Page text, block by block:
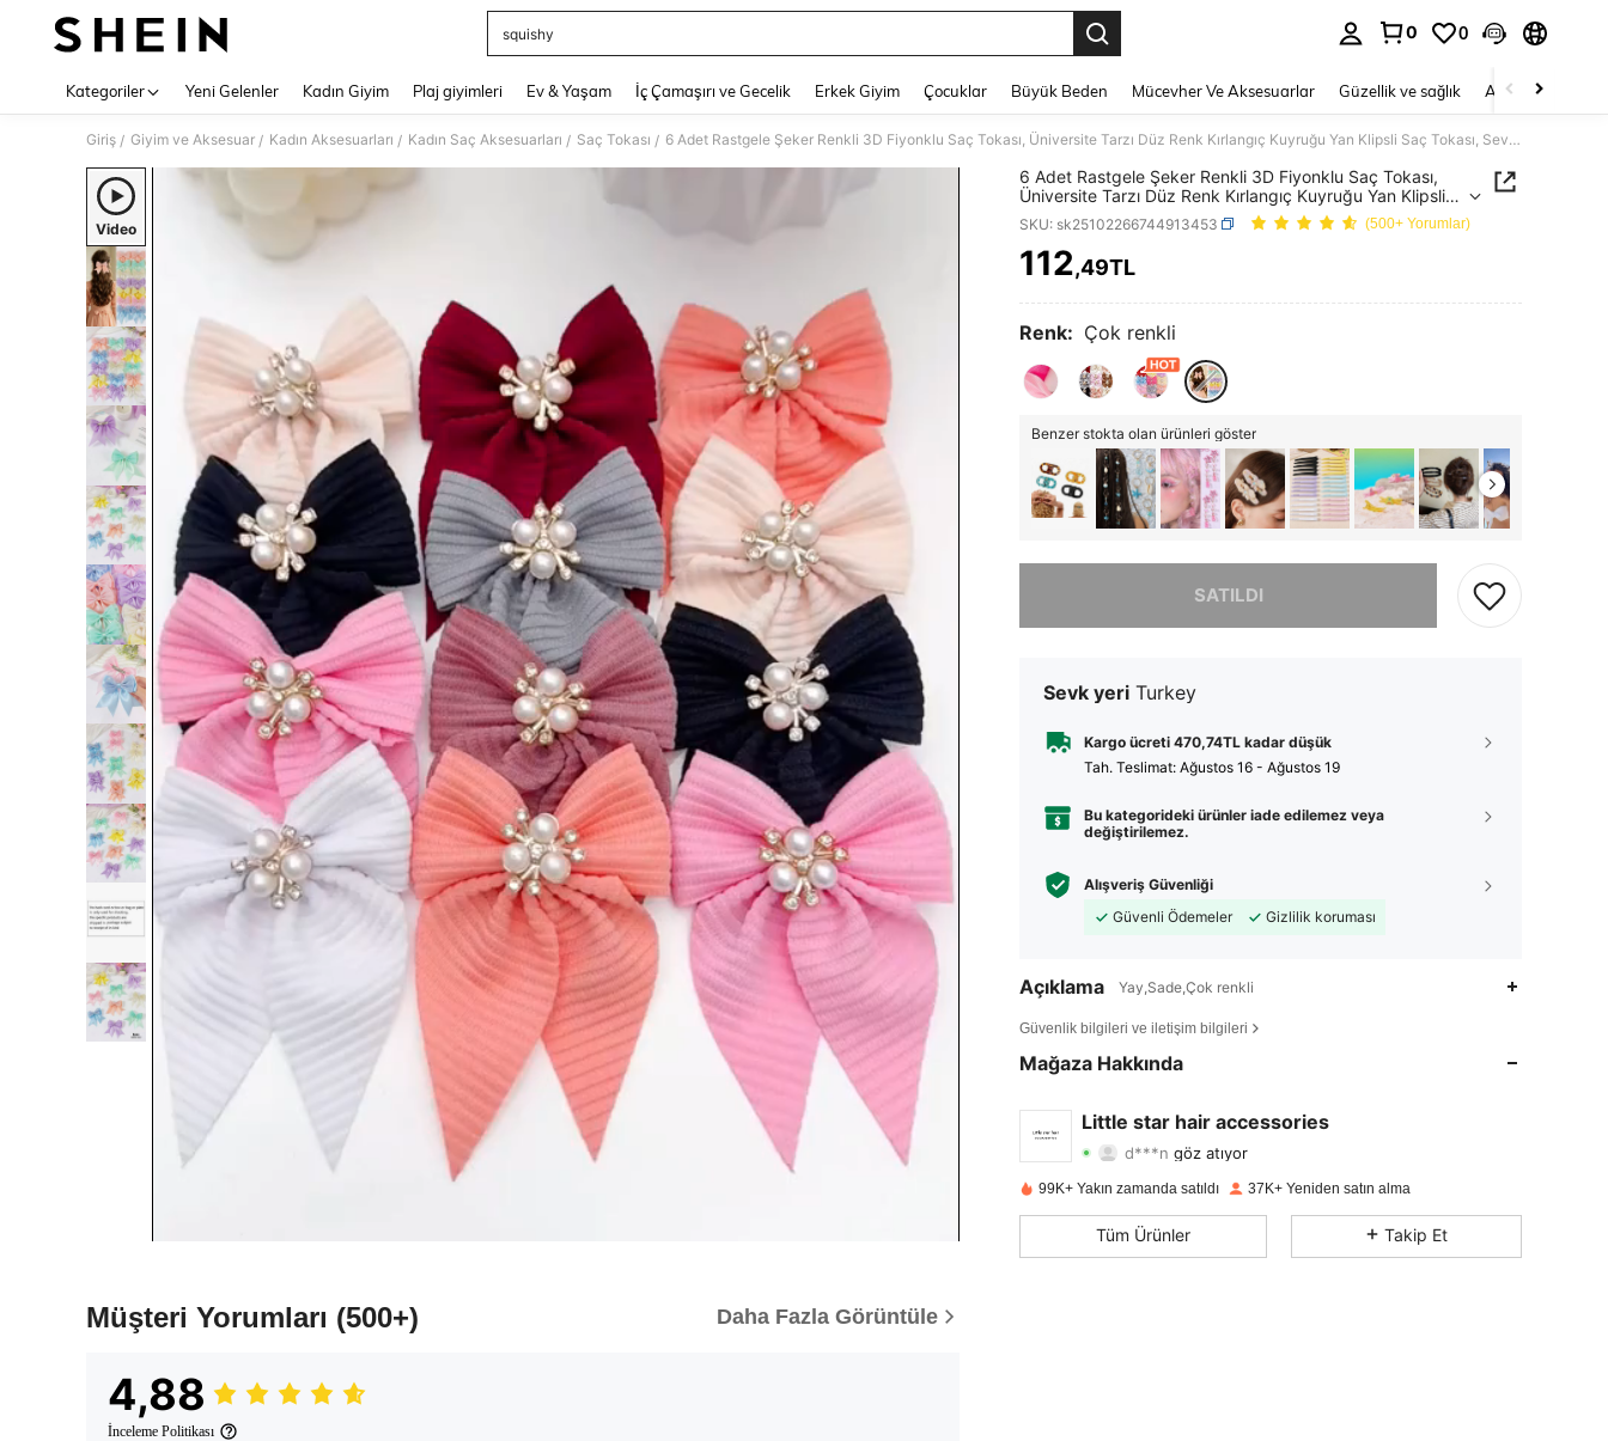
squishy
0 0
Kategoriler Yeni Gelenler Kadın Giyim Plaj giyimleri Ev & Yaşam İç Çamaşırı ve Gecelik Erkek Giyim Çocuklar Büyük Beden Mücevher Ve Aksesuarlar Güzellik ve sağlık Ayakkabı
Giriş / Giyim ve Aksesuar / Kadın Aksesuarları / Kadın Saç Aksesuarları / Saç Tokası / 6 Adet Rastgele Şeker Renkli 3D Fiyonklu Saç Tokası, Üniversite Tarzı Düz Renk Kırlangıç Kuyruğu Yan Klipsli Saç Tokası, Sevimli Kız Çocuk Günlük ve Parti Saç Aksesuarları
Video
Müşteri Yorumları (500+) Daha Fazla Görüntüle
4,88
İnceleme Politikası
6 Adet Rastgele Şeker Renkli 3D Fiyonklu Saç Tokası,
Üniversite Tarzı Düz Renk Kırlangıç Kuyruğu Yan Klipsli
Saç Tokası, Sevimli Kız Çocuk Günlük ve Parti Saç
Aksesuarları
SKU: sk25102266744913453 (500+ Yorumlar)
PRICE AND AVAILABILITY
112,49TL
Renk: Çok renkli
Benzer stokta olan ürünleri göster
SATILDI
Üzgünüm, ürün tükendi.
Sevk yeri Turkey
Kargo ücreti 470,74TL kadar düşük
Tah. Teslimat: Ağustos 16 - Ağustos 19
Bu kategorideki ürünler iade edilemez veya
değiştirilemez.
Alışveriş Güvenliği
Güvenli Ödemeler
Gizlilik koruması
Açıklama Yay,Sade,Çok renkli
Güvenlik bilgileri ve iletişim bilgileri
Mağaza Hakkında
Little star hair accessories
4,88 96
d***n göz atıyor
4,88 Derecelendirme
4,88 96 2.5K
99K+ Yakın zamanda satıldı 37K+ Yeniden satın alma
Tüm Ürünler Takip Et